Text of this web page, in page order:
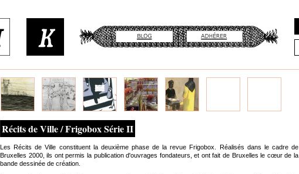
Récits de Ville / Frigobox Série II
Les Récits de Ville constituent la deuxième phase de la revue Frigobox. Réalisés dans le cadre de
Bruxelles 2000, ils ont permis la publication d'ouvrages fondateurs, et ont fait de Bruxelles le cœur de la
bande dessinée de création.